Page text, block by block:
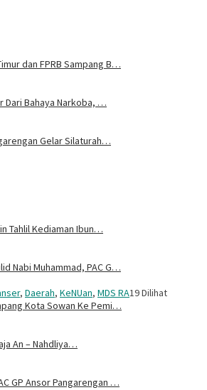
dan FPRB Sampang B…
Dari Bahaya Narkoba, …
Gelar Silaturah…
Tahlil Kediaman Ibun…
Nabi Muhammad, PAC G…
, Daerah, KeNUan, MDS RA19 Dilihat
Kota Sowan Ke Pemi…
An – Nahdliya…
GP Ansor Pangarengan …